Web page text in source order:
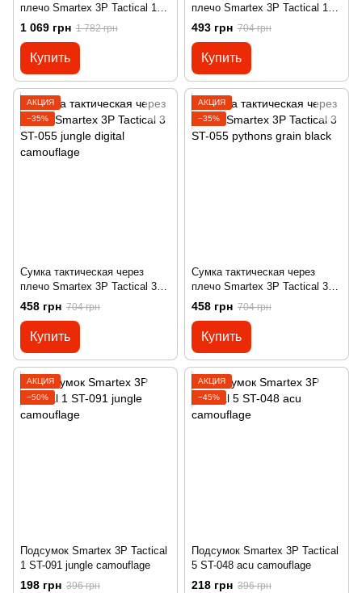
плечо Smartex 3P Tactical 15
ST-089 khaki
1 069 грн 1 782 грн
Купить
плечо Smartex 3P Tactical 10
ST-050 pythons grain black
493 грн 704 грн
Купить
АКЦИЯ
−35%
Сумка тактическая через
плечо Smartex 3P Tactical 3
ST-055 jungle digital
camouflage
458 грн 704 грн
Купить
АКЦИЯ
−35%
Сумка тактическая через
плечо Smartex 3P Tactical 3
ST-055 pythons grain black
458 грн 704 грн
Купить
АКЦИЯ
−50%
Подсумок Smartex 3P Tactical
1 ST-091 jungle camouflage
198 грн 396 грн
АКЦИЯ
−45%
Подсумок Smartex 3P Tactical
5 ST-048 acu camouflage
218 грн 396 грн